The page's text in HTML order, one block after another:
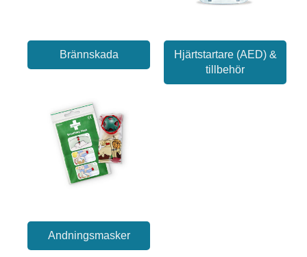
Brännskada
Hjärtstartare (AED) &
tillbehör
Andningsmasker